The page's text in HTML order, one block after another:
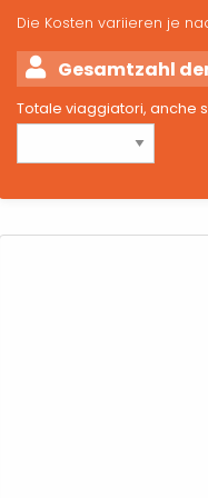
Die Kosten variieren je
Gesamtzahl
Totale viaggiatori, anche